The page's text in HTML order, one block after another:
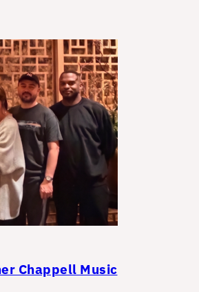
Chappell Music